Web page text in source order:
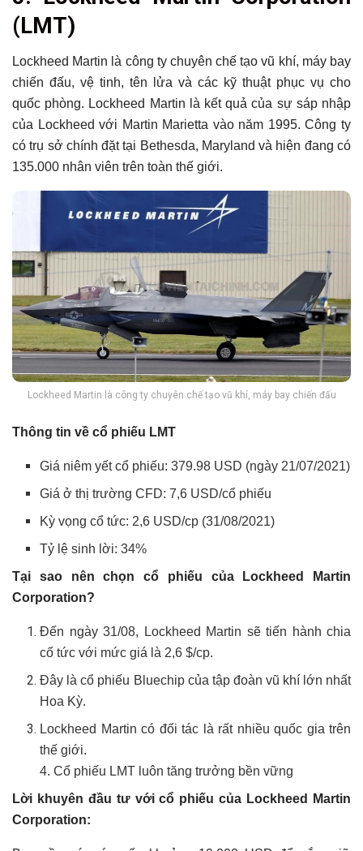
(LMT)
Lockheed Martin là công ty chuyên chế tạo vũ khí, máy bay
chiến đấu, vệ tinh, tên lửa và các kỹ thuật phục vụ cho
quốc phòng. Lockheed Martin là kết quả của sự sáp nhập
của Lockheed với Martin Marietta vào năm 1995. Công ty
có trụ sở chính đặt tại Bethesda, Maryland và hiện đang có
135.000 nhân viên trên toàn thế giới.
Lockheed Martin là công ty chuyên chế tạo vũ khí, máy bay chiến đấu
Thông tin về cổ phiếu LMT
Giá niêm yết cổ phiếu: 379.98 USD (ngày 21/07/2021)
Giá ở thị trường CFD: 7,6 USD/cổ phiếu
Kỳ vọng cổ tức: 2,6 USD/cp (31/08/2021)
Tỷ lệ sinh lời: 34%
Tại sao nên chọn cổ phiếu của Lockheed Martin
Corporation?
Đến ngày 31/08, Lockheed Martin sẽ tiến hành chia
cổ tức với mức giá là 2,6 $/cp.
Đây là cổ phiếu Bluechip của tập đoàn vũ khí lớn nhất
Hoa Kỳ.
Lockheed Martin có đối tác là rất nhiều quốc gia trên
thế giới.
4. Cổ phiếu LMT luôn tăng trưởng bền vững
Lời khuyên đầu tư với cổ phiếu của Lockheed Martin
Corporation: